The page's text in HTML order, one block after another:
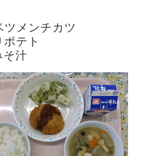
ツメンチカツ
テト
そ汁